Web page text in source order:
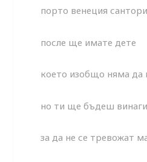
порто венеция
после ще имате дете
което изобщо няма да
но ти ще бъдеш
за да не се тревожат